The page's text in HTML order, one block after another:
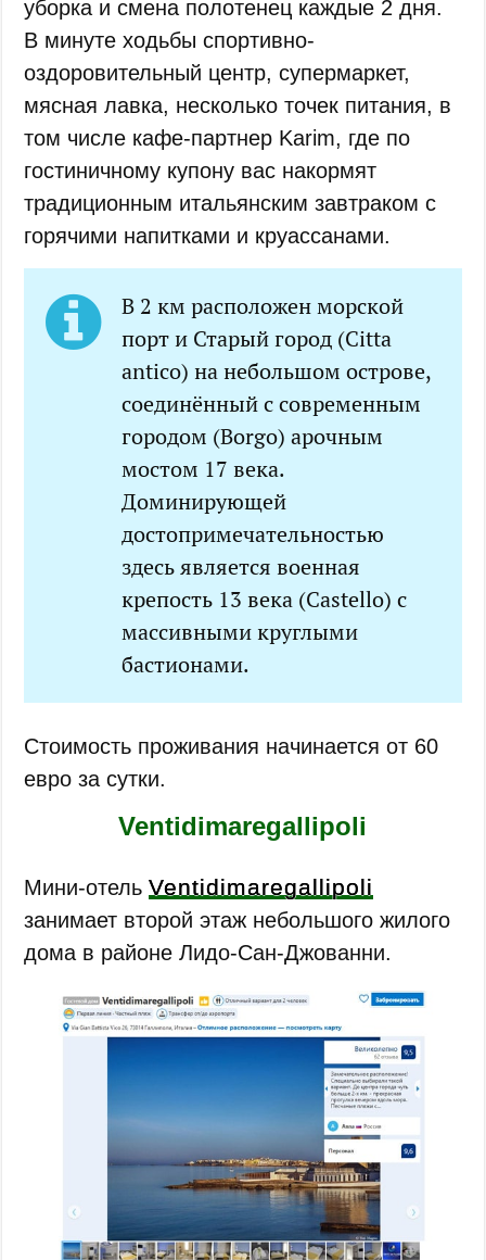
уборка и смена полотенец каждые 2 дня.
В минуте ходьбы спортивно-
оздоровительный центр, супермаркет,
мясная лавка, несколько точек питания, в
том числе кафе-партнер Karim, где по
гостиничному купону вас накормят
традиционным итальянским завтраком с
горячими напитками и круассанами.
В 2 км расположен морской
порт и Старый город (Citta
antico) на небольшом острове,
соединённый с современным
городом (Borgo) арочным
мостом 17 века.
Доминирующей
достопримечательностью
здесь является военная
крепость 13 века (Castello) с
массивными круглыми
бастионами.
Стоимость проживания начинается от 60
евро за сутки.
Ventidimaregallipoli
Мини-отельVentidimaregallipoli
занимает второй этаж небольшого жилого
дома в районе Лидо-Сан-Джованни.